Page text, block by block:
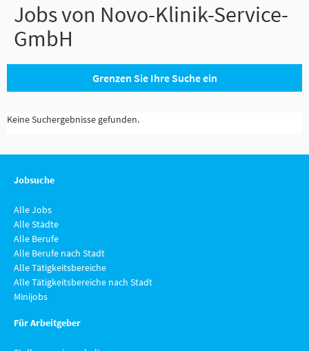
Jobs von Novo-Klinik-Service-
GmbH
Grenzen Sie Ihre Suche ein
Keine Suchergebnisse gefunden.
Jobsuche
Alle Jobs
Alle Städte
Alle Berufe
Alle Berufe nach Stadt
Alle Tätigkeitsbereiche
Alle Tätigkeitsbereiche nach Stadt
Minijobs
Für Arbeitgeber